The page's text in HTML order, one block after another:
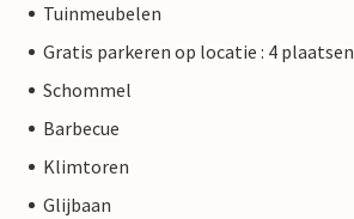
Tuinmeubelen
Gratis parkeren op locatie : 4 plaatsen
Schommel
Barbecue
Klimtoren
Glijbaan